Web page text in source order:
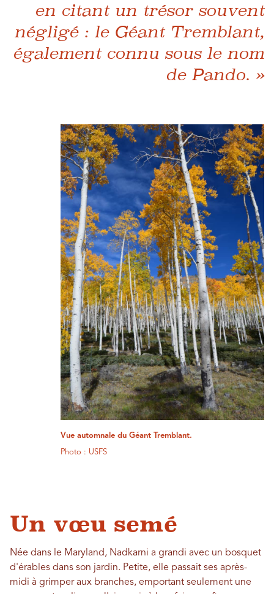
en citant un trésor souvent
négligé : le Géant Tremblant,
également connu sous le nom
de Pando. »
Vue automnale du Géant Tremblant.
Photo : USFS
Un vœu semé
Née dans le Maryland, Nadkarni a grandi avec un bosquet
d'érables dans son jardin. Petite, elle passait ses après-
midi à grimper aux branches, emportant seulement une